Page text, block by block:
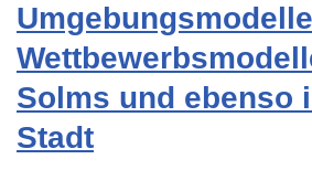
Solms und ebenso
Stadt